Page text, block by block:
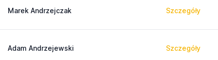
Marek Andrzejczak Szczegóły
Adam Andrzejewski Szczegóły